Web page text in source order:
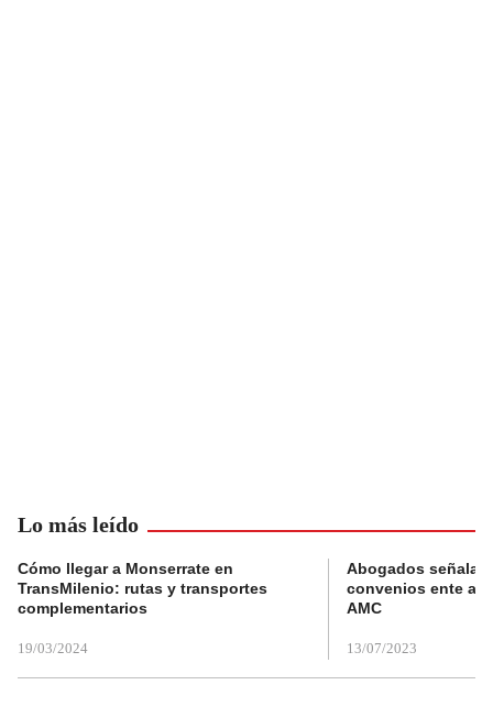
Lo más leído
Cómo llegar a Monserrate en
TransMilenio: rutas y transportes
complementarios
19/03/2024
Abogados
convenios ente
AMC
13/07/2023